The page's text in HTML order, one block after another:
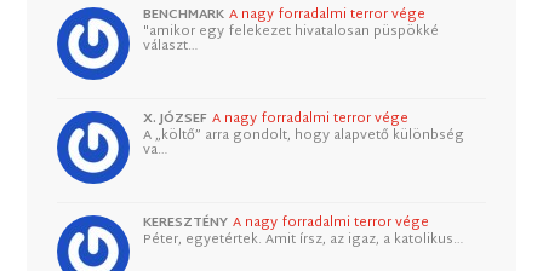
BENCHMARK A nagy forradalmi terror vége
"amikor egy felekezet hivatalosan püspökké
választ…
X. JÓZSEF A nagy forradalmi terror vége
A „költő” arra gondolt, hogy alapvető különbség
va…
KERESZTÉNY A nagy forradalmi terror vége
Péter, egyetértek. Amit írsz, az igaz, a katolikus…